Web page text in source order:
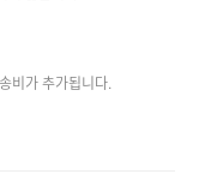
비가 추가됩니다.